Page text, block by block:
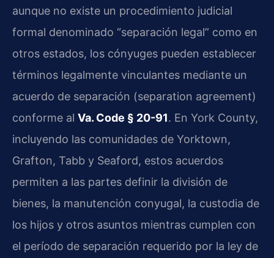
aunque no existe un procedimiento judicial
formal denominado “separación legal” como en
otros estados, los cónyuges pueden establecer
términos legalmente vinculantes mediante un
acuerdo de separación (separation agreement)
conforme al Va. Code § 20-91. En York County,
incluyendo las comunidades de Yorktown,
Grafton, Tabb y Seaford, estos acuerdos
permiten a las partes definir la división de
bienes, la manutención conyugal, la custodia de
los hijos y otros asuntos mientras cumplen con
el período de separación requerido por la ley de